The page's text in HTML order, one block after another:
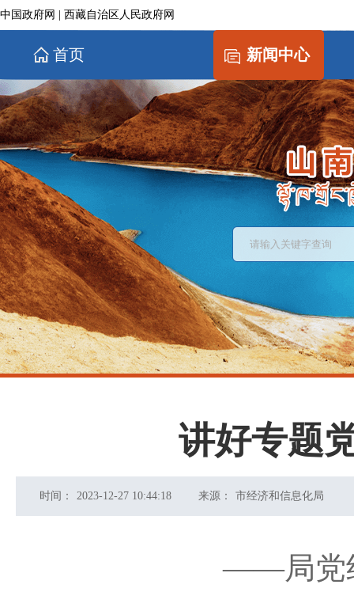
中国政府网 西藏自治区人民政府网
首页 新闻中心
讲好专题
时间： 2023-12-27 10:44:18 来源： 市经济和信息化局
——局党